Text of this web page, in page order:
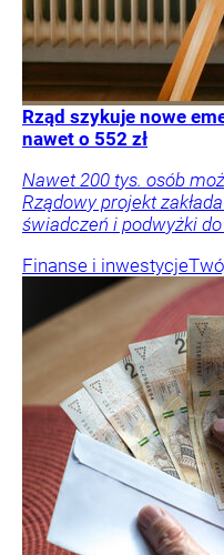
Rząd szykuje nowe
nawet o 552 zł
Nawet 200 tys. osób
Rządowy projekt
świadczeń i podwyżki do
Finanse i inwestycje